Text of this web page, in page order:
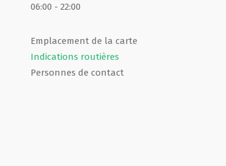
06:00 - 22:00
Emplacement de la carte
Indications routières
Personnes de contact